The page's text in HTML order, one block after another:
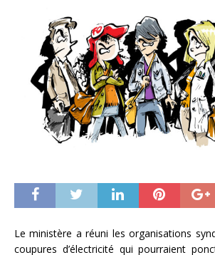
Le ministère a réuni les organisations
coupures d’électricité qui pourraient